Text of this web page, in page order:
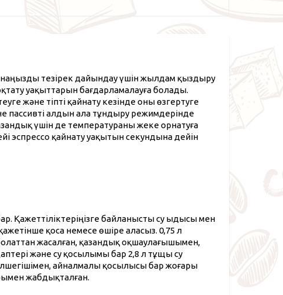
тезірек дайындау үшін жылдам қыздыру
уақыттарын бағдарламалауға болады.
және тіпті қайнату кезінде оны өзгертуге
пассивті алдын ала тұндыру режимдерінде
үшін де температураны жеке орнатуға
эспрессо қайнату уақытын секундына дейін
Қажеттіліктеріңізге байланысты су ыдысы мен
қоса немесе өшіре аласыз. 0,75 л
жасалған, қазандық оқшаулағышымен,
және су қосылымы бар 2,8 л тұщы су
айналмалы қосылысы бар жоғары
жабдықталған.